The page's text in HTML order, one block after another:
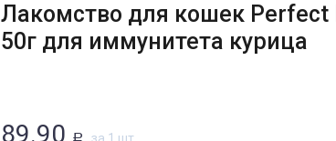
Лакомство для кошек
50г для иммунитета курица
89.90 Р